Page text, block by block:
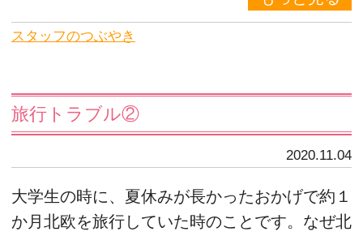
スタッフのつぶやき
旅行トラブル②
2020.11.04
大学生の時に、夏休みが長かったおかげで約１
か月北欧を旅行していた時のことです。なぜ北